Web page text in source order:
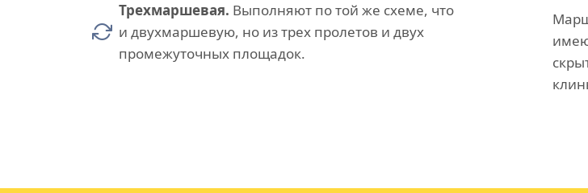
Трехмаршевая. Выполняют по той же схеме, что
и двухмаршевую, но из трех пролетов и двух
промежуточных площадок.